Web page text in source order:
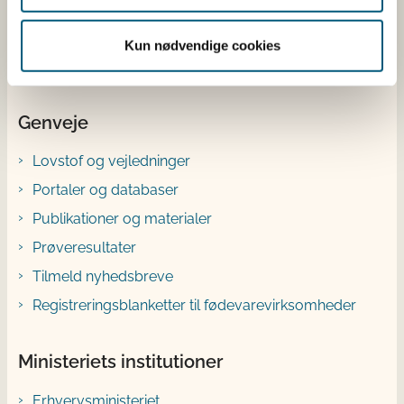
Kun nødvendige cookies
Bluesky
Genveje
Lovstof og vejledninger
Portaler og databaser
Publikationer og materialer
Prøveresultater
Tilmeld nyhedsbreve
Registreringsblanketter til fødevarevirksomheder
Ministeriets institutioner
Erhvervsministeriet